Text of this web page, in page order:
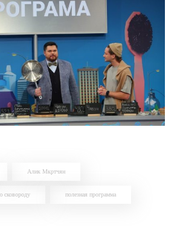
Алик Мкртчян
сковороду полезная программа